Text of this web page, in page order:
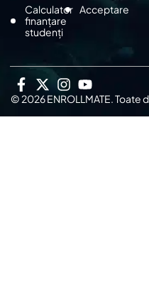
Calculator
finanțare
studenți
Acceptare
© 2026 ENROLLMATE. Toate